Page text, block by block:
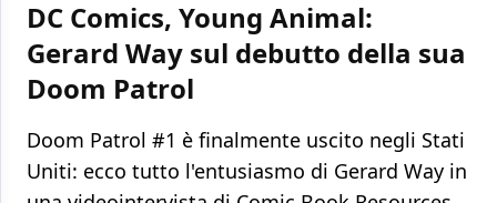
DC Comics, Young Animal:
Gerard Way sul debutto della sua
Doom Patrol
Doom Patrol #1 è finalmente uscito negli Stati
Uniti: ecco tutto l'entusiasmo di Gerard Way in